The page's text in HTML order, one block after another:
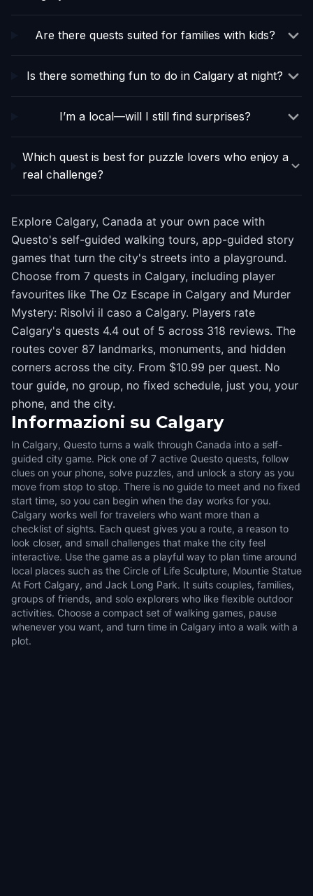
Are there quests suited for families with kids?
Is there something fun to do in Calgary at night?
I’m a local—will I still find surprises?
Which quest is best for puzzle lovers who enjoy a
real challenge?
Explore Calgary, Canada at your own pace with
Questo's self-guided walking tours, app-guided story
games that turn the city's streets into a playground.
Choose from 7 quests in Calgary, including player
favourites like The Oz Escape in Calgary and Murder
Mystery: Risolvi il caso a Calgary. Players rate
Calgary's quests 4.4 out of 5 across 318 reviews. The
routes cover 87 landmarks, monuments, and hidden
corners across the city. From $10.99 per quest. No
tour guide, no group, no fixed schedule, just you, your
phone, and the city.
Informazioni su Calgary
In Calgary, Questo turns a walk through Canada into a self-
guided city game. Pick one of 7 active Questo quests, follow
clues on your phone, solve puzzles, and unlock a story as you
move from stop to stop. There is no guide to meet and no fixed
start time, so you can begin when the day works for you.
Calgary works well for travelers who want more than a
checklist of sights. Each quest gives you a route, a reason to
look closer, and small challenges that make the city feel
interactive. Use the game as a playful way to plan time around
local places such as the Circle of Life Sculpture, Mountie Statue
At Fort Calgary, and Jack Long Park. It suits couples, families,
groups of friends, and solo explorers who like flexible outdoor
activities. Choose a compact set of walking games, pause
whenever you want, and turn time in Calgary into a walk with a
plot.